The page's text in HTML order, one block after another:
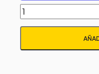
BALACLAVA
HARDWORK